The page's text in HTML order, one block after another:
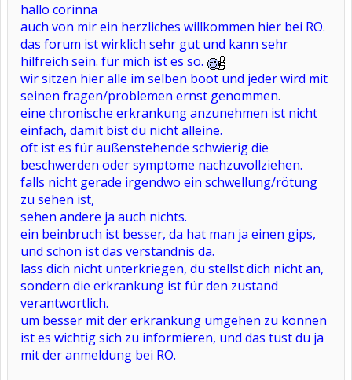
hallo corinna
auch von mir ein herzliches willkommen hier bei RO.
das forum ist wirklich sehr gut und kann sehr
hilfreich sein. für mich ist es so.
wir sitzen hier alle im selben boot und jeder wird mit
seinen fragen/problemen ernst genommen.
eine chronische erkrankung anzunehmen ist nicht
einfach, damit bist du nicht alleine.
oft ist es für außenstehende schwierig die
beschwerden oder symptome nachzuvollziehen.
falls nicht gerade irgendwo ein schwellung/rötung
zu sehen ist,
sehen andere ja auch nichts.
ein beinbruch ist besser, da hat man ja einen gips,
und schon ist das verständnis da.
lass dich nicht unterkriegen, du stellst dich nicht an,
sondern die erkrankung ist für den zustand
verantwortlich.
um besser mit der erkrankung umgehen zu können
ist es wichtig sich zu informieren, und das tust du ja
mit der anmeldung bei RO.